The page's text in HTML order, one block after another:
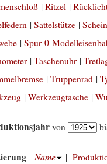
|Ritzel |
|Sattelstütze |
|Spur 0
|Taschenuhr |
|Truppenrad |
|Werkzeugtasche |
von
Name |